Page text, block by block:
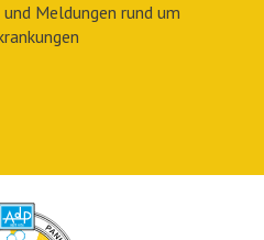
Meldungen rund um